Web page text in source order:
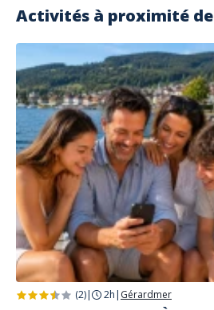
Activités à proximité de
(2)| 2h | Gérardmer